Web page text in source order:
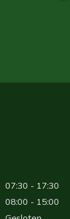
07:30 - 17:30
08:00 - 15:00